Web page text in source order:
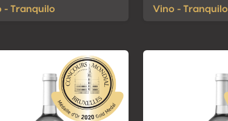
- Tranquilo Vino - Tranquilo